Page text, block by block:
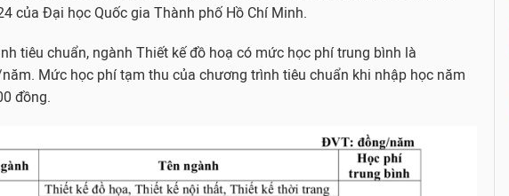
của Đại học Quốc gia Thành phố Hồ Chí Minh.
tiêu chuẩn, ngành Thiết kế đồ hoạ có mức học phí trung bình là
Mức học phí tạm thu của chương trình tiêu chuẩn khi nhập học năm
đồng.